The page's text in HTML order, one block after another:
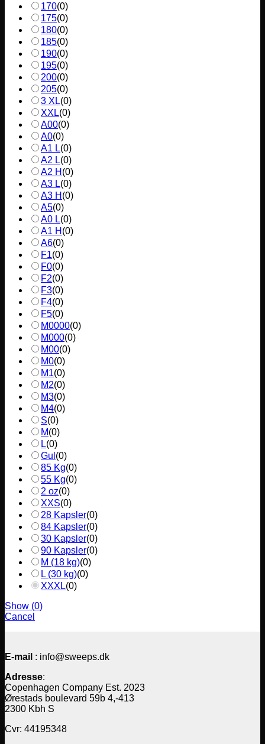
170(0)
175(0)
180(0)
185(0)
190(0)
195(0)
200(0)
205(0)
3 XL(0)
XXL(0)
A00(0)
A0(0)
A1 L(0)
A2 L(0)
A2 H (0)
A3 L(0)
A3 H (0)
A5(0)
A0 L(0)
A1 H (0)
A6(0)
F1(0)
F0(0)
F2(0)
F3(0)
F4(0)
F5(0)
M0000(0)
M000(0)
M00(0)
M0(0)
M1(0)
M2(0)
M3(0)
M4(0)
S(0)
M(0)
L(0)
Gul (0)
85 Kg(0)
55 Kg(0)
2 oz(0)
XXS(0)
28 Kapsler(0)
84 Kapsler(0)
30 Kapsler(0)
90 Kapsler(0)
M (18 kg)(0)
L (30 kg)(0)
XXXL(0)
Show (0)
Cancel
E-mail : info@sweeps.dk
Adresse:
Copenhagen Company Est. 2023
Ørestads boulevard 59b 4,-413
2300 Kbh S
Cvr: 44195348